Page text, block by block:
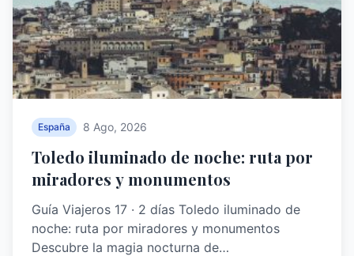
España 8 Ago, 2026
Toledo iluminado de noche: ruta por
miradores y monumentos
Guía Viajeros 17 · 2 días Toledo iluminado de
noche: ruta por miradores y monumentos
Descubre la magia nocturna de…